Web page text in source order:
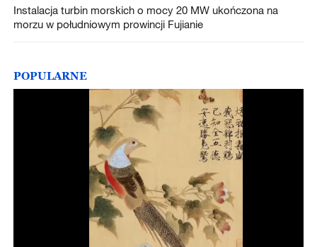
Instalacja turbin morskich o mocy 20 MW ukończona na
morzu w południowym prowincji Fujianie
POPULARNE